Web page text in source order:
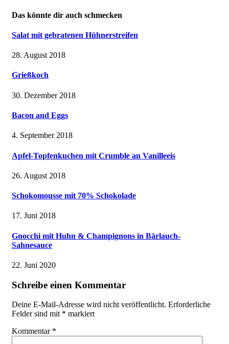
Das könnte dir auch schmecken
Salat mit gebratenen Hühnerstreifen
28. August 2018
Grießkoch
30. Dezember 2018
Bacon and Eggs
4. September 2018
Apfel-Topfenkuchen mit Crumble an Vanilleeis
26. August 2018
Schokomousse mit 70% Schokolade
17. Juni 2018
Gnocchi mit Huhn & Champignons in Bärlauch-
Sahnesauce
22. Juni 2020
Schreibe einen Kommentar
Deine E-Mail-Adresse wird nicht veröffentlicht. Erforderliche
Felder sind mit * markiert
Kommentar *